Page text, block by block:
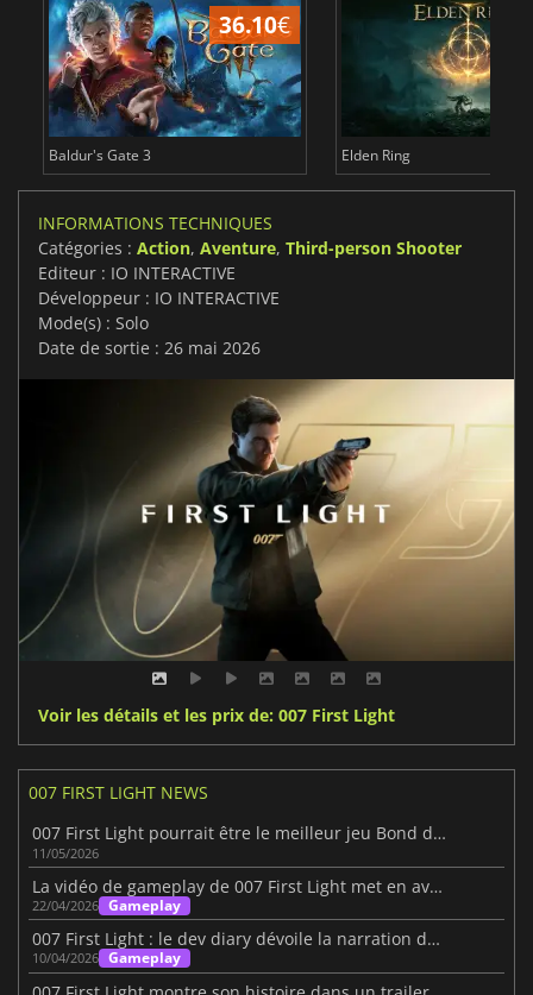
36.10€
Baldur's Gate 3 Elden Ring
INFORMATIONS TECHNIQUES
Catégories : Action, Aventure, Third-person Shooter
Editeur : IO INTERACTIVE
Développeur : IO INTERACTIVE
Mode(s) : Solo
Date de sortie : 26 mai 2026
Voir les détails et les prix de: 007 First Light
007 FIRST LIGHT NEWS
007 First Light pourrait être le meilleur jeu Bond depuis GoldenEye
11/05/2026
La vidéo de gameplay de 007 First Light met en avant la furtivité
22/04/2026 Gameplay
007 First Light : le dev diary dévoile la narration du jeu
10/04/2026 Gameplay